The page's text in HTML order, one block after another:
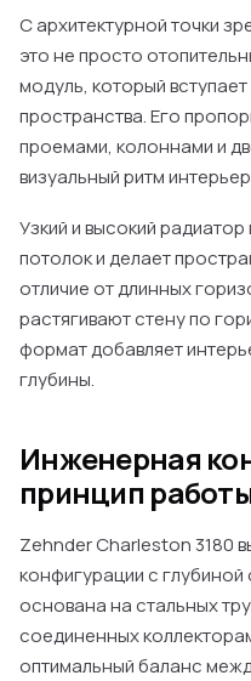
С архитектурной точки
это не просто
модуль, который
пространства. Его
проемами, колоннами и
визуальный ритм
Узкий и высокий
потолок и делает
отличие от длинных
растягивают стену по
формат добавляет
глубины.
Инженерная
принцип
Zehnder Charleston 3180
конфигурации с
основана на стальных
соединенных
оптимальный баланс